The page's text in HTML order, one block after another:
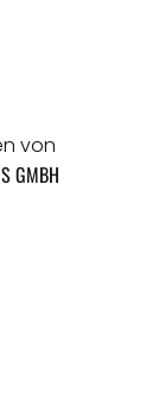
von
GMBH